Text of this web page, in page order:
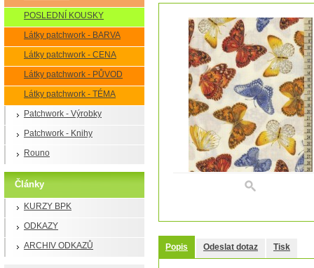
POSLEDNÍ KOUSKY
Látky patchwork - BARVA
Látky patchwork - CENA
Látky patchwork - PŮVOD
Látky patchwork - TÉMA
Patchwork - Výrobky
Patchwork - Knihy
Rouno
Články
KURZY BPK
ODKAZY
ARCHIV ODKAZŮ
Popis Odeslat dotaz Tisk